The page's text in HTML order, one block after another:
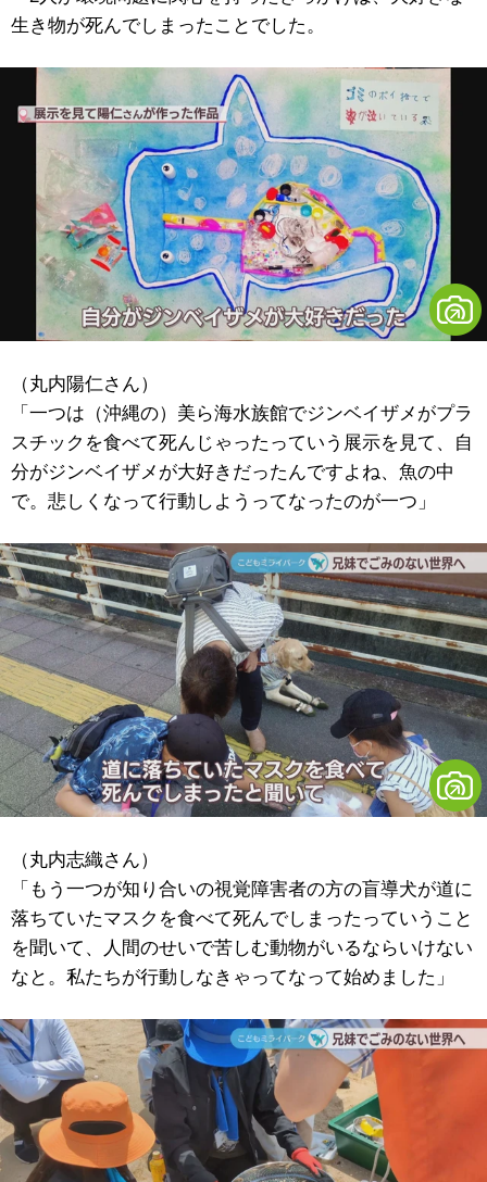
生き物が死んでしまったことでした。
（丸内陽仁さん）
「一つは（沖縄の）美ら海水族館でジンベイザメがプラ
スチックを食べて死んじゃったっていう展示を見て、自
分がジンベイザメが大好きだったんですよね、魚の中
で。悲しくなって行動しようってなったのが一つ」
（丸内志織さん）
「もう一つが知り合いの視覚障害者の方の盲導犬が道に
落ちていたマスクを食べて死んでしまったっていうこと
を聞いて、人間のせいで苦しむ動物がいるならいけない
なと。私たちが行動しなきゃってなって始めました」